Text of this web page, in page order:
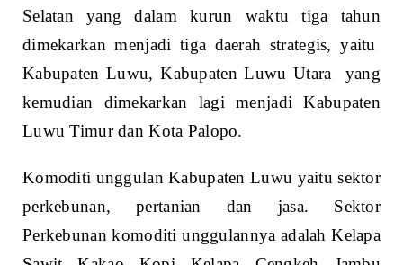
Selatan yang dalam kurun waktu tiga tahun
dimekarkan menjadi tiga daerah strategis, yaitu
Kabupaten Luwu, Kabupaten Luwu Utara yang
kemudian dimekarkan lagi menjadi Kabupaten
Luwu Timur dan Kota Palopo.
Komoditi unggulan Kabupaten Luwu yaitu sektor
perkebunan, pertanian dan jasa. Sektor
Perkebunan komoditi unggulannya adalah Kelapa